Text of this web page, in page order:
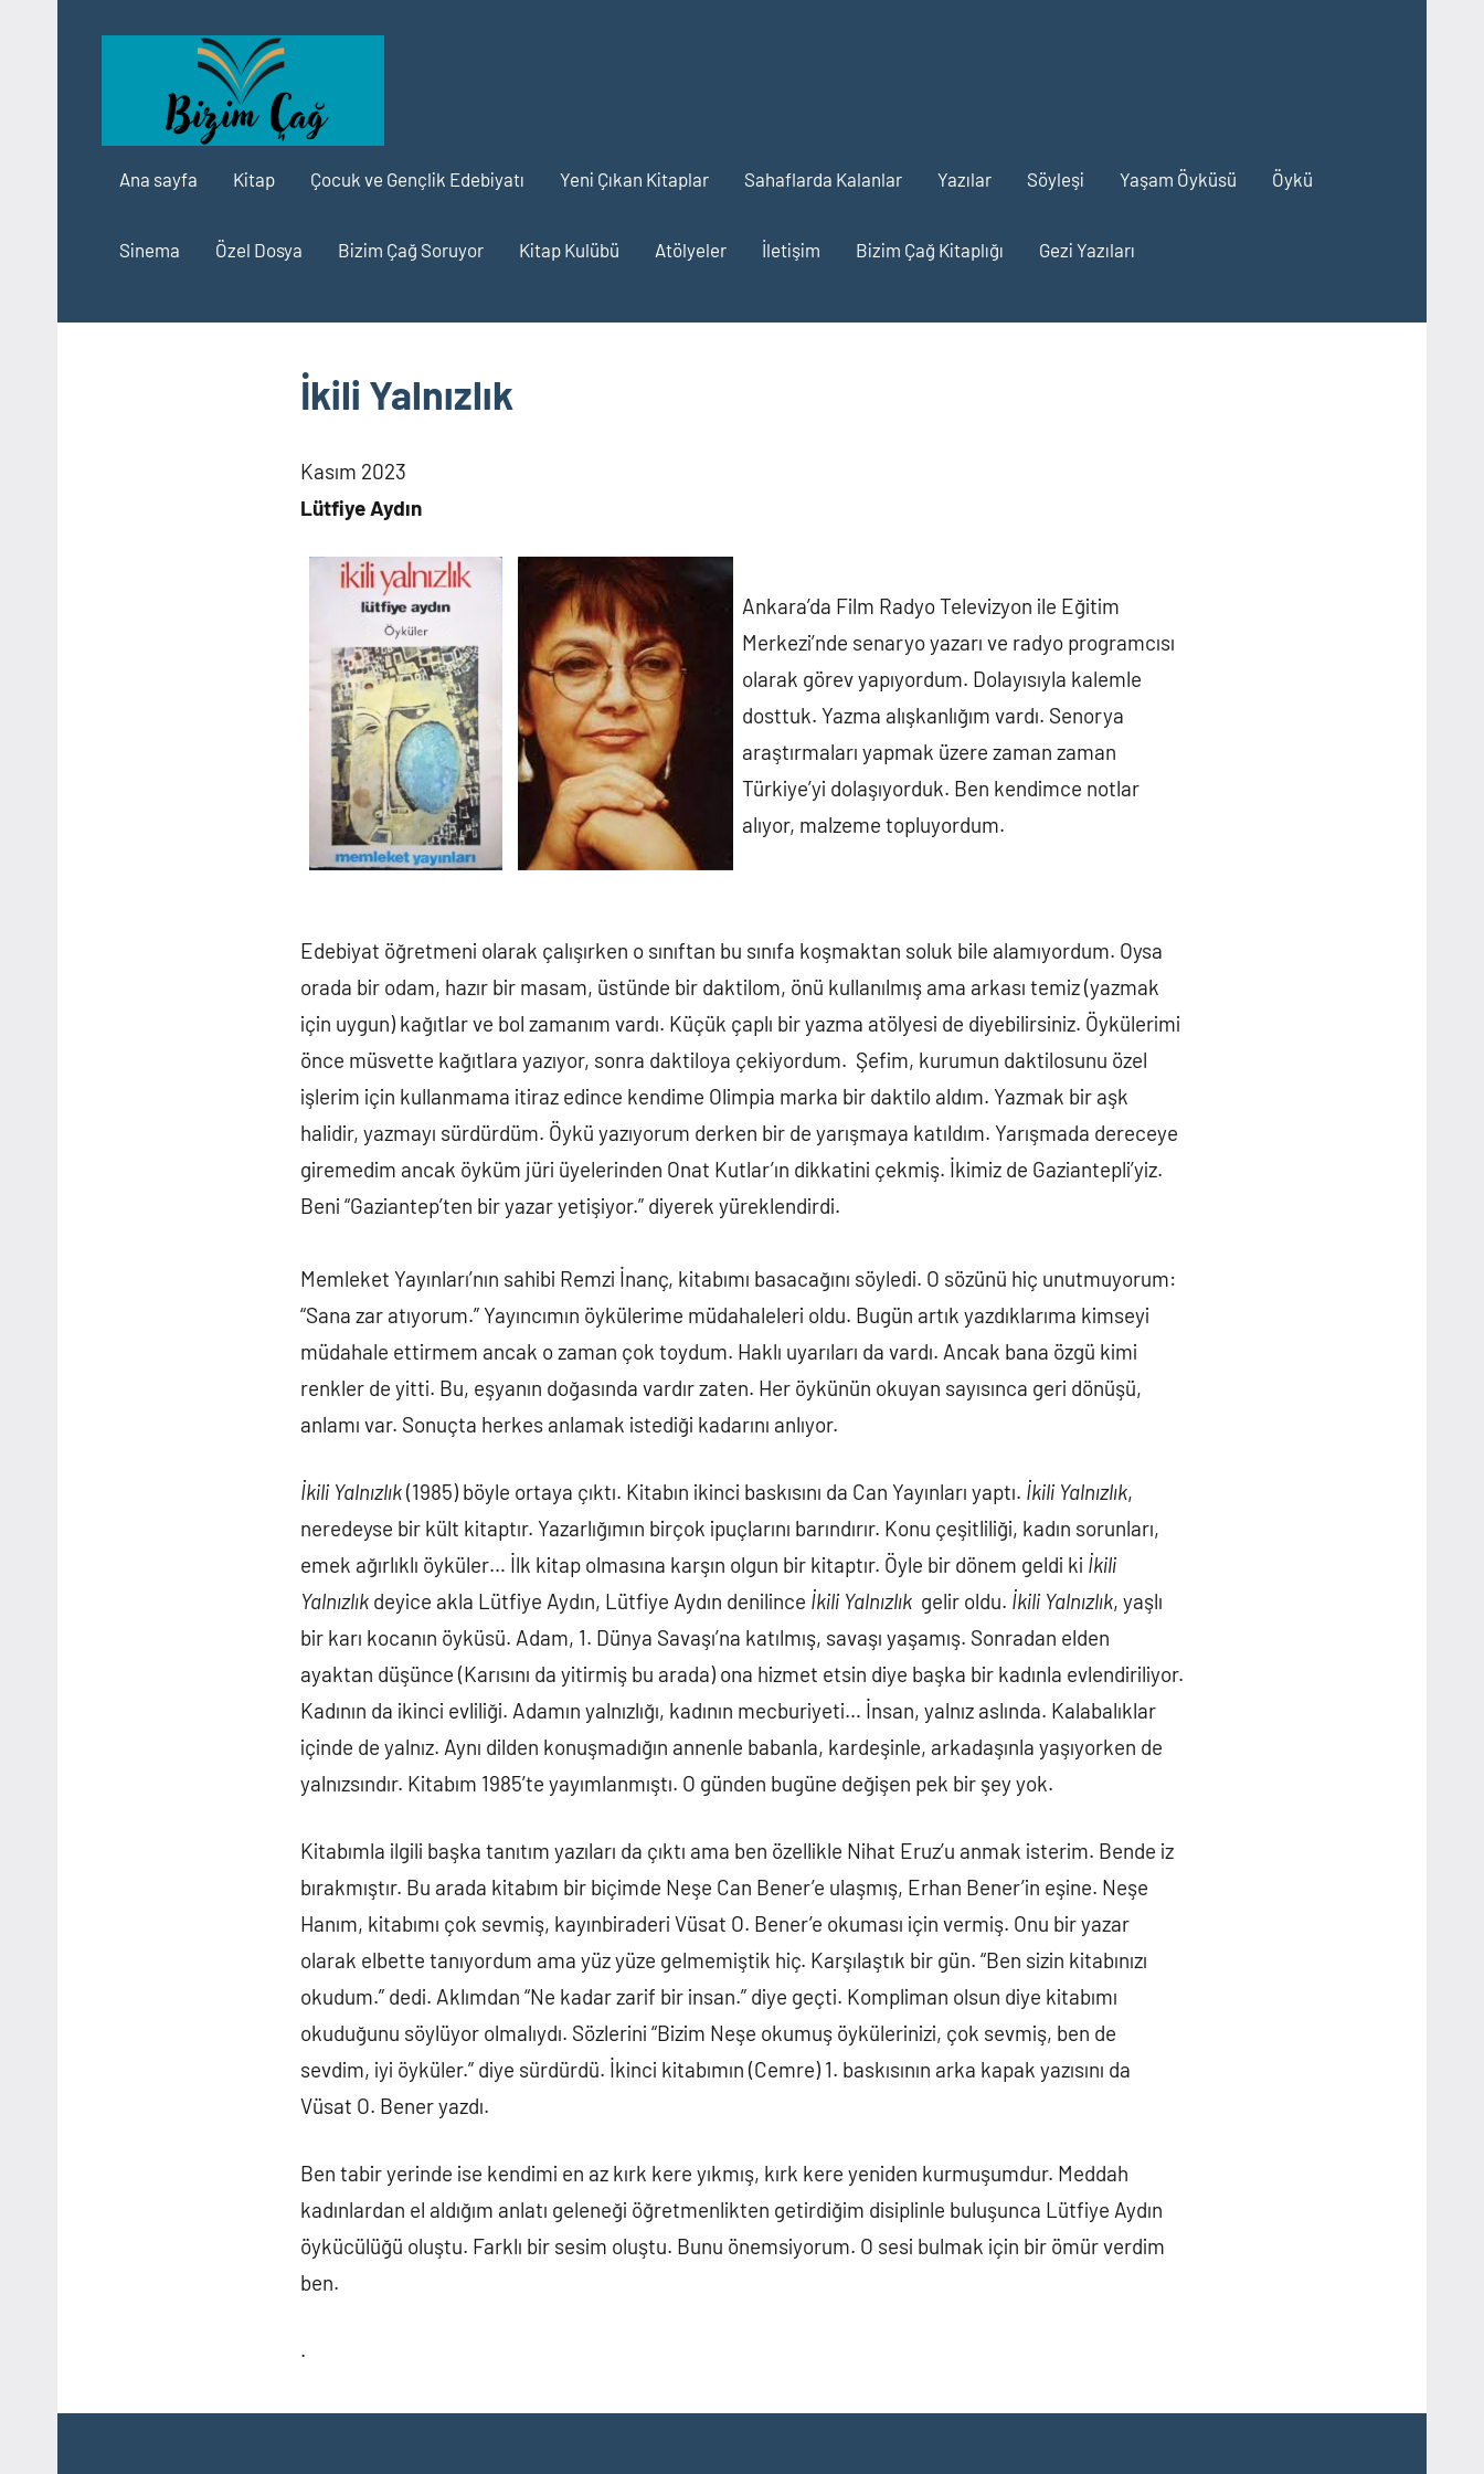
Çağ
Ana sayfa Kitap Çocuk ve Gençlik Edebiyatı Yeni Çıkan Kitaplar Sahaflarda Kalanlar Yazılar Söyleşi Yaşam Öyküsü Öykü
Sinema Özel Dosya Bizim Çağ Soruyor Kitap Kulübü Atölyeler İletişim Bizim Çağ Kitaplığı Gezi Yazıları
İkili Yalnızlık
Kasım 2023
Lütfiye Aydın
Ankara’da Film Radyo Televizyon ile Eğitim
Merkezi’nde senaryo yazarı ve radyo programcısı
olarak görev yapıyordum. Dolayısıyla kalemle
dosttuk. Yazma alışkanlığım vardı. Senorya
araştırmaları yapmak üzere zaman zaman
Türkiye’yi dolaşıyorduk. Ben kendimce notlar
alıyor, malzeme topluyordum.
Edebiyat öğretmeni olarak çalışırken o sınıftan bu sınıfa koşmaktan soluk bile alamıyordum. Oysa
orada bir odam, hazır bir masam, üstünde bir daktilom, önü kullanılmış ama arkası temiz (yazmak
için uygun) kağıtlar ve bol zamanım vardı. Küçük çaplı bir yazma atölyesi de diyebilirsiniz. Öykülerimi
önce müsvette kağıtlara yazıyor, sonra daktiloya çekiyordum. Şefim, kurumun daktilosunu özel
işlerim için kullanmama itiraz edince kendime Olimpia marka bir daktilo aldım. Yazmak bir aşk
halidir, yazmayı sürdürdüm. Öykü yazıyorum derken bir de yarışmaya katıldım. Yarışmada dereceye
giremedim ancak öyküm jüri üyelerinden Onat Kutlar’ın dikkatini çekmiş. İkimiz de Gaziantepli’yiz.
Beni “Gaziantep’ten bir yazar yetişiyor.” diyerek yüreklendirdi.
Memleket Yayınları’nın sahibi Remzi İnanç, kitabımı basacağını söyledi. O sözünü hiç unutmuyorum:
“Sana zar atıyorum.” Yayıncımın öykülerime müdahaleleri oldu. Bugün artık yazdıklarıma kimseyi
müdahale ettirmem ancak o zaman çok toydum. Haklı uyarıları da vardı. Ancak bana özgü kimi
renkler de yitti. Bu, eşyanın doğasında vardır zaten. Her öykünün okuyan sayısınca geri dönüşü,
anlamı var. Sonuçta herkes anlamak istediği kadarını anlıyor.
İkili Yalnızlık(1985) böyle ortaya çıktı. Kitabın ikinci baskısını da Can Yayınları yaptı. İkili Yalnızlık,
neredeyse bir kült kitaptır. Yazarlığımın birçok ipuçlarını barındırır. Konu çeşitliliği, kadın sorunları,
emek ağırlıklı öyküler… İlk kitap olmasına karşın olgun bir kitaptır. Öyle bir dönem geldi ki İkili
Yalnızlık deyice akla Lütfiye Aydın, Lütfiye Aydın denilince İkili Yalnızlık gelir oldu. İkili Yalnızlık, yaşlı
bir karı kocanın öyküsü. Adam, 1. Dünya Savaşı’na katılmış, savaşı yaşamış. Sonradan elden
ayaktan düşünce (Karısını da yitirmiş bu arada) ona hizmet etsin diye başka bir kadınla evlendiriliyor.
Kadının da ikinci evliliği. Adamın yalnızlığı, kadının mecburiyeti… İnsan, yalnız aslında. Kalabalıklar
içinde de yalnız. Aynı dilden konuşmadığın annenle babanla, kardeşinle, arkadaşınla yaşıyorken de
yalnızsındır. Kitabım 1985’te yayımlanmıştı. O günden bugüne değişen pek bir şey yok.
Kitabımla ilgili başka tanıtım yazıları da çıktı ama ben özellikle Nihat Eruz’u anmak isterim. Bende iz
bırakmıştır. Bu arada kitabım bir biçimde Neşe Can Bener’e ulaşmış, Erhan Bener’in eşine. Neşe
Hanım, kitabımı çok sevmiş, kayınbiraderi Vüsat O. Bener’e okuması için vermiş. Onu bir yazar
olarak elbette tanıyordum ama yüz yüze gelmemiştik hiç. Karşılaştık bir gün. “Ben sizin kitabınızı
okudum.” dedi. Aklımdan “Ne kadar zarif bir insan.” diye geçti. Kompliman olsun diye kitabımı
okuduğunu söylüyor olmalıydı. Sözlerini “Bizim Neşe okumuş öykülerinizi, çok sevmiş, ben de
sevdim, iyi öyküler.” diye sürdürdü. İkinci kitabımın (Cemre) 1. baskısının arka kapak yazısını da
Vüsat O. Bener yazdı.
Ben tabir yerinde ise kendimi en az kırk kere yıkmış, kırk kere yeniden kurmuşumdur. Meddah
kadınlardan el aldığım anlatı geleneği öğretmenlikten getirdiğim disiplinle buluşunca Lütfiye Aydın
öykücülüğü oluştu. Farklı bir sesim oluştu. Bunu önemsiyorum. O sesi bulmak için bir ömür verdim
ben.
.